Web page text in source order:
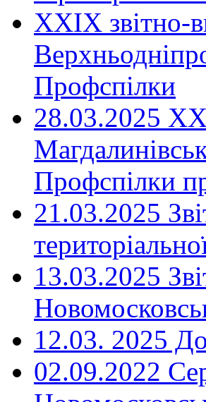
XXIX звітно-
Профспілки
28.03.2025
Профспілки
21.03.2025
13.03.2025
12.03. 2025
02.09.2022